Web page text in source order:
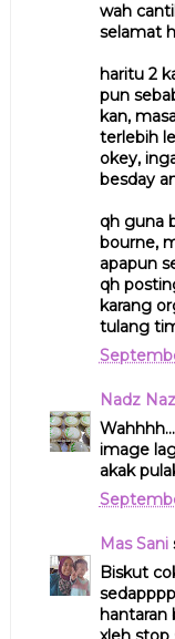
wah
selamat
haritu 2
pun
kan,
terlebih
okey,
besday
qh guna
bourne,
apapun
qh
karang
tulang
Nadz
image
akak
Mas Sani
Biskut
hantaran